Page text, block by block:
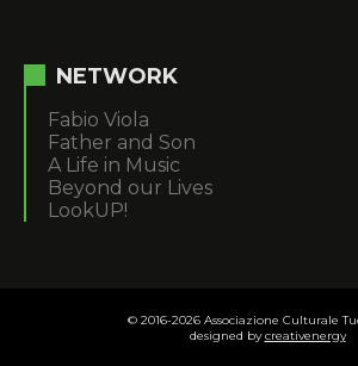
NETWORK
Fabio Viola
Father and Son
A Life in Music
Beyond our Lives
LookUP!
© 2016-2026 Associazione Culturale
designed bycreativenergy